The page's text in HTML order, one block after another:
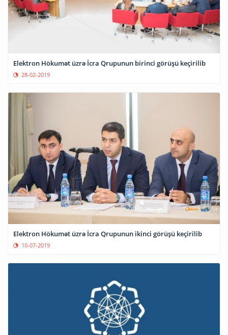
Elektron Hökumət üzrə İcra Qrupunun birinci görüşü keçirilib
28-02-2019
Elektron Hökumət üzrə İcra Qrupunun ikinci görüşü keçirilib
10-07-2019